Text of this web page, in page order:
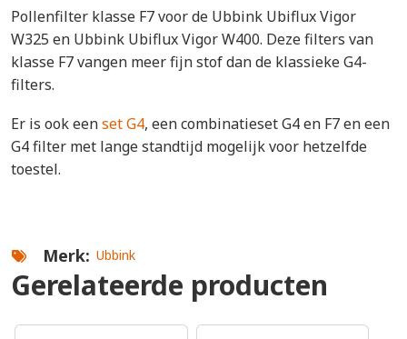
Pollenfilter klasse F7 voor de Ubbink Ubiflux Vigor
W325 en Ubbink Ubiflux Vigor W400. Deze filters van
klasse F7 vangen meer fijn stof dan de klassieke G4-
filters.
Er is ook eenset G4, een combinatieset G4 en F7 en een
G4 filter met lange standtijd mogelijk voor hetzelfde
toestel.
Merk Ubbink
Gerelateerde producten